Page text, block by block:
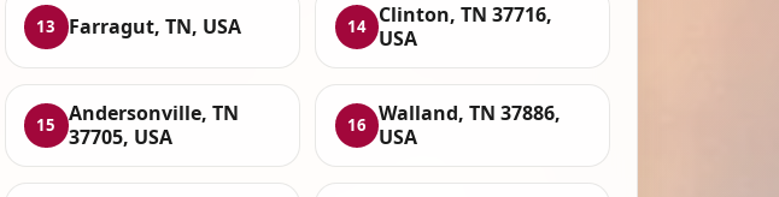
13 Farragut, TN, USA 14
Clinton, TN 37716,
USA
15
Andersonville, TN
37705, USA
16
Walland, TN 37886,
USA